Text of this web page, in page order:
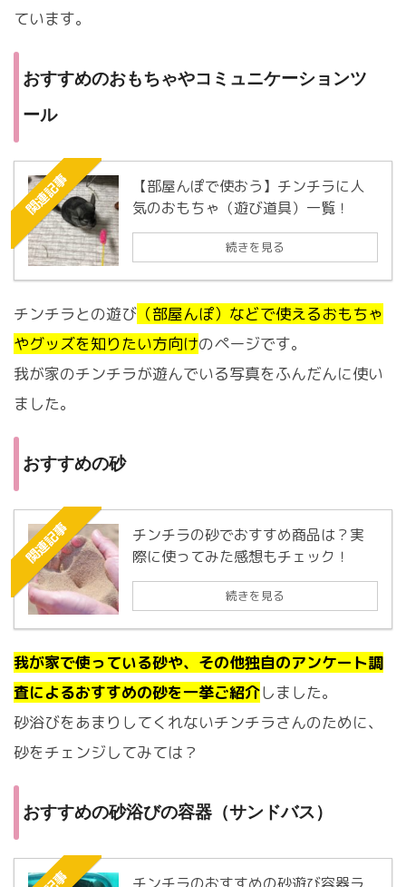
ています。
おすすめのおもちゃやコミュニケーションツ
ール
関連記事
【部屋んぽで使おう】チンチラに人
気のおもちゃ（遊び道具）一覧！
続きを見る
チンチラとの遊び （部屋んぽ）などで使えるおもちゃ
やグッズを知りたい方向けのページです。
我が家のチンチラが遊んでいる写真をふんだんに使い
ました。
おすすめの砂
関連記事
チンチラの砂でおすすめ商品は？実
際に使ってみた感想もチェック！
続きを見る
我が家で使っている砂や、その他独自のアンケート調
査によるおすすめの砂を一挙ご紹介しました。
砂浴びをあまりしてくれないチンチラさんのために、
砂をチェンジしてみては？
おすすめの砂浴びの容器（サンドバス）